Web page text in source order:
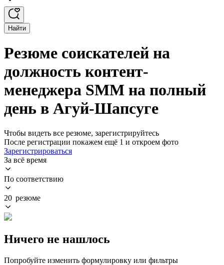
Найти
Резюме соискателей на
должность контент-
менеджера SMM на полный
день в Агуй-Шапсуге
Чтобы видеть все резюме, зарегистрируйтесь
После регистрации покажем ещё 1 и откроем фото
Зарегистрироваться
За всё время
По соответствию
20 резюме
Ничего не нашлось
Попробуйте изменить формулировку или фильтры